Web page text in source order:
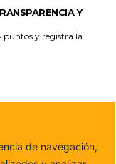
Y
puntos y registra la